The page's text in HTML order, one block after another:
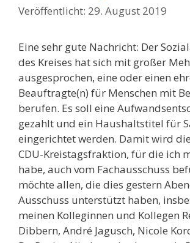
29. August 2019
Eine sehr gute Nachricht: Der
des Kreises hat sich mit großer
ausgesprochen, eine oder einen
Beauftragte(n) für Menschen mit
berufen. Es soll eine
gezahlt und ein Haushaltstitel für
eingerichtet werden. Damit wird
CDU-Kreistagsfraktion, für die ich
habe, auch vom Fachausschuss
möchte allen, die dies gestern
Ausschuss unterstützt haben,
meinen Kolleginnen und Kollegen
Dibbern, André Jagusch, Nicole